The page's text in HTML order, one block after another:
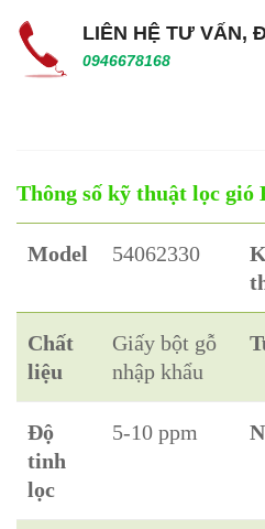
LIÊN HỆ TƯ VẤN,
0946678168
Thông số kỹ thuật lọc gió
Model 54062330
Chất
liệu
Giấy bột gỗ
nhập khẩu
Độ
tinh
lọc
5-10 ppm